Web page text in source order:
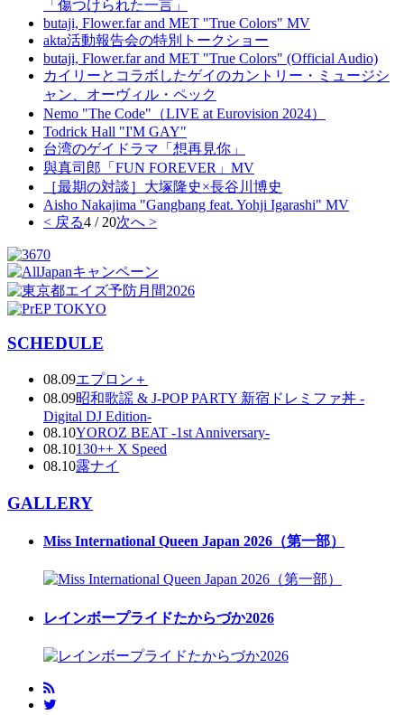
「傷つけられた一言」
butaji, Flower.far and MET "True Colors" MV
akta活動報告会の特別トークショー
butaji, Flower.far and MET "True Colors" (Official Audio)
カイリーとコラボしたゲイのカントリー・ミュージシ
ャン、オーヴィル・ペック
Nemo "The Code"（LIVE at Eurovision 2024）
Todrick Hall "I'M GAY"
台湾のゲイドラマ「想再見你」
與真司郎「FUN FOREVER」MV
［最期の対談］大塚隆史×長谷川博史
Aisho Nakajima "Gangbang feat. Yohji Igarashi" MV
< 戻る4 / 20次へ >
SCHEDULE
08.09エプロン＋
08.09昭和歌謡 & J-POP PARTY 新宿ドレミファ丼 -
Digital DJ Edition-
08.10YOROZ BEAT -1st Anniversary-
08.10130++ X Speed
08.10露ナイ
GALLERY
Miss International Queen Japan 2026（第一部）
レインボープライドたからづか2026